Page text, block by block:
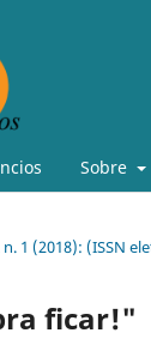
Sobre
n. 1 (2018): (ISSN
ficar!"